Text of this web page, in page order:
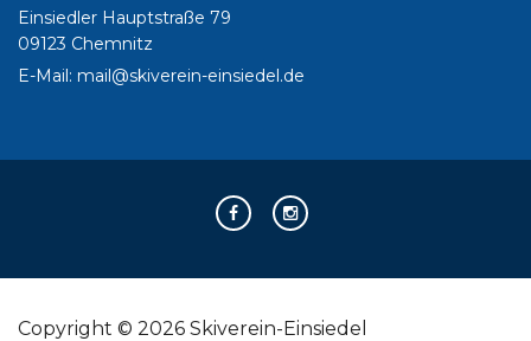
Einsiedler Hauptstraße 79
09123 Chemnitz
E-Mail: mail@skiverein-einsiedel.de
Copyright © 2026 Skiverein-Einsiedel